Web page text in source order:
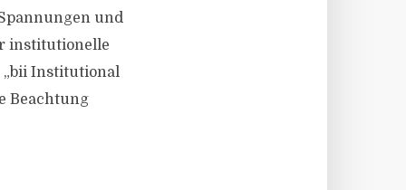
und
institutionelle
„bii Institutional
Beachtung